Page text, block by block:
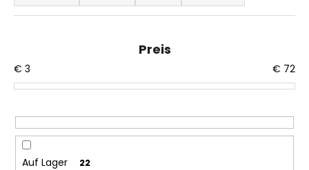
o
k
t
o
r
Preis
€ 3 € 72
Auf Lager 22